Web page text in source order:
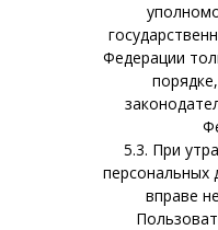
Федерации
5.3. При
персональных
вправе